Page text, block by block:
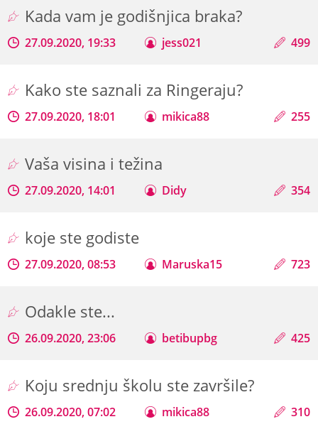
Kada vam je godišnjica braka?
27.09.2020, 19:33 jess021 499
Kako ste saznali za Ringeraju?
27.09.2020, 18:01 mikica88 255
Vaša visina i težina
27.09.2020, 14:01 Didy 354
koje ste godiste
27.09.2020, 08:53 Maruska15 723
Odakle ste...
26.09.2020, 23:06 betibupbg 425
Koju srednju školu ste završile?
26.09.2020, 07:02 mikica88 310